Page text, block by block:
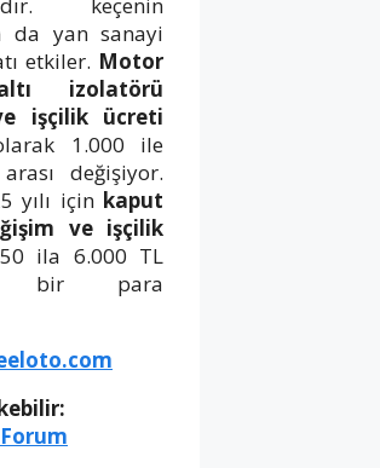
keçenin
da yan sanayi
etkiler. Motor
izolatörü
işçilik ücreti
1.000 ile
değişiyor.
yılı için kaput
ve işçilik
ila 6.000 TL
bir para